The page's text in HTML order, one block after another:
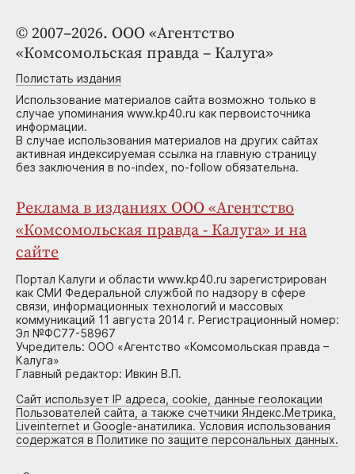
© 2007–2026. ООО «Агентство
«Комсомольская правда – Калуга»
Полистать издания
Использование материалов сайта возможно только в
случае упоминания www.kp40.ru как первоисточника
информации.
В случае использования материалов на других сайтах
активная индексируемая ссылка на главную страницу
без заключения в no-index, no-follow обязательна.
Реклама в изданиях ООО «Агентство
«Комсомольская правда - Калуга» и на
сайте
Портал Калуги и области www.kp40.ru зарегистрирован
как СМИ Федеральной службой по надзору в сфере
связи, информационных технологий и массовых
коммуникаций 11 августа 2014 г. Регистрационный номер:
Эл №ФС77-58967
Учредитель: ООО «Агентство «Комсомольская правда –
Калуга»
Главный редактор: Ивкин В.П.
Сайт использует IP адреса, cookie, данные геолокации
Пользователей сайта, а также счетчики Яндекс.Метрика,
Liveinternet и Google-анатилика. Условия использования
содержатся в Политике по защите персональных данных.